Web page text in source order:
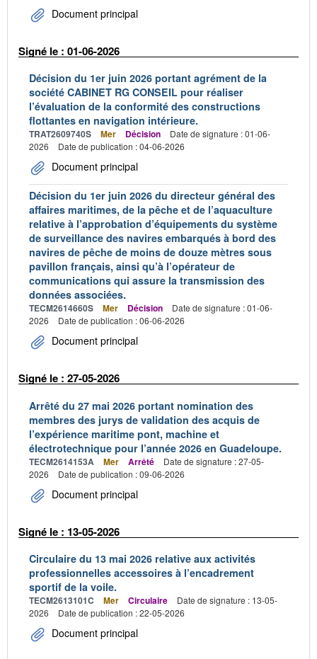
Document principal
Signé le : 01-06-2026
Décision du 1er juin 2026 portant agrément de la
société CABINET RG CONSEIL pour réaliser
l’évaluation de la conformité des constructions
flottantes en navigation intérieure.
TRAT2609740S Mer Décision
Date de signature : 01-06-
2026
Date de publication : 04-06-2026
Document principal
Décision du 1er juin 2026 du directeur général des
affaires maritimes, de la pêche et de l’aquaculture
relative à l’approbation d’équipements du système
de surveillance des navires embarqués à bord des
navires de pêche de moins de douze mètres sous
pavillon français, ainsi qu’à l’opérateur de
communications qui assure la transmission des
données associées.
TECM2614660S Mer Décision
Date de signature : 01-06-
2026
Date de publication : 06-06-2026
Document principal
Signé le : 27-05-2026
Arrêté du 27 mai 2026 portant nomination des
membres des jurys de validation des acquis de
l’expérience maritime pont, machine et
électrotechnique pour l’année 2026 en Guadeloupe.
TECM2614153A Mer Arrêté
Date de signature : 27-05-
2026
Date de publication : 09-06-2026
Document principal
Signé le : 13-05-2026
Circulaire du 13 mai 2026 relative aux activités
professionnelles accessoires à l’encadrement
sportif de la voile.
TECM2613101C Mer Circulaire
Date de signature : 13-05-
2026
Date de publication : 22-05-2026
Document principal